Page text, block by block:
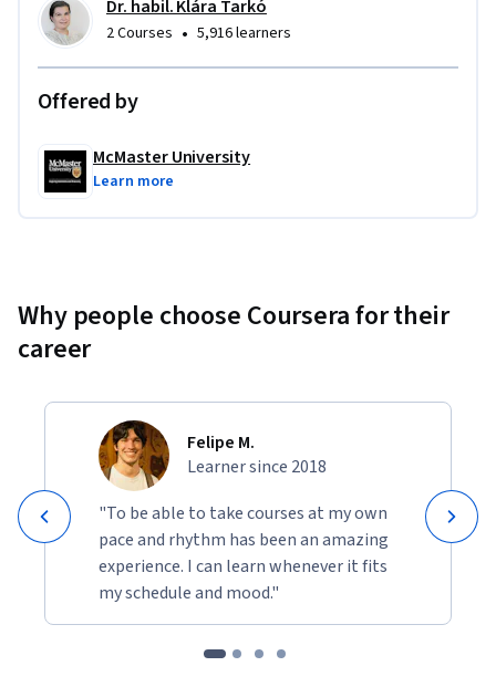
társkurzustól függetlenül, vagy azzal egyidőben,  vagy
egymás után is. (A Szemléletváltás inkább a karrierre
Dr. habil. Klára Tarkó
2 Courses • 5,916 learners
Offered by
McMaster University
Learn more
Why people choose Coursera for their
career
Felipe M.
Learner since 2018
"To be able to take courses at my own
pace and rhythm has been an amazing
experience. I can learn whenever it fits
my schedule and mood."